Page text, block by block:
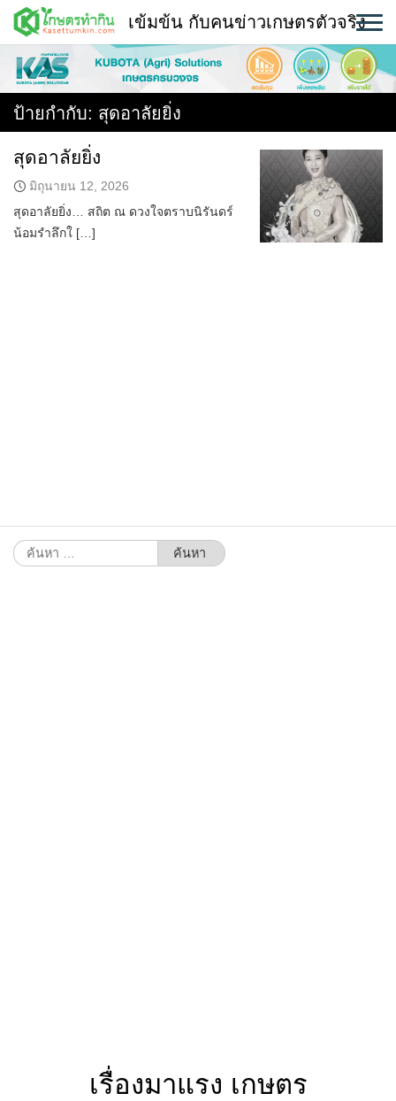
Skip
content
พืช
หน้าแรก
แวดวงเกษตร
ใคร ทำอะไร ที่ไหน
สถานีข่าววันนี้
เข้มข้น กับคนข่าวเกษตรตัวจริง
ป้ายกำกับ: สุดอาลัยยิ่ง
สุดอาลัยยิ่ง
มิถุนายน 12, 2026
สุดอาลัยยิ่ง… สถิต ณ ดวงใจตราบนิรันดร์
น้อมรำลึกใ […]
ค้นหา
สำหรับ:
เรื่องมาแรง เกษตร